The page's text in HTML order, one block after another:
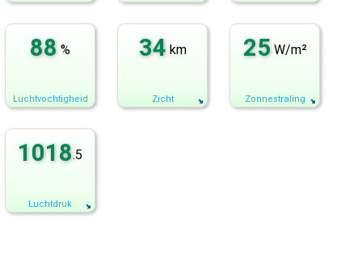
88 %
Luchtvochtigheid
34 km
Zicht
25 W/m²
Zonnestraling
1018.5
Luchtdruk